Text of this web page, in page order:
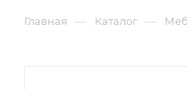
Главная — Каталог —